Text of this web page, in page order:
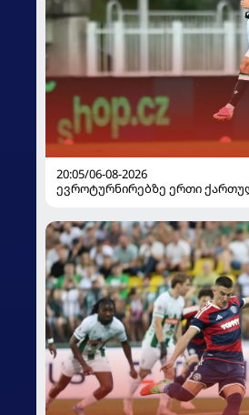
20:05/06-08-2026
ევროტურნირებზე ერთი